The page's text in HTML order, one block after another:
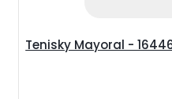
Tenisky Mayoral -